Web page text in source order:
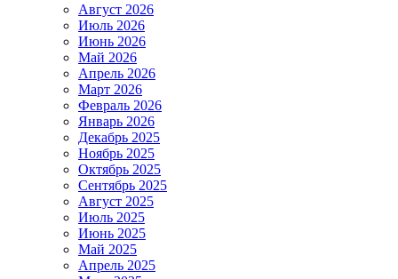
Август 2026
Июль 2026
Июнь 2026
Май 2026
Апрель 2026
Март 2026
Февраль 2026
Январь 2026
Декабрь 2025
Ноябрь 2025
Октябрь 2025
Сентябрь 2025
Август 2025
Июль 2025
Июнь 2025
Май 2025
Апрель 2025